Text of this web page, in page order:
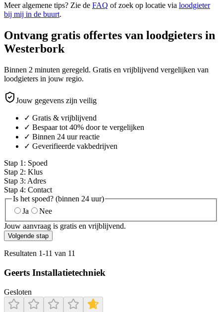
Meer algemene tips? Zie de FAQ of zoek op locatie via loodgieter
bij mij in de buurt.
Ontvang gratis offertes van loodgieters in
Westerbork
Binnen 2 minuten geregeld. Gratis en vrijblijvend vergelijken van
loodgieters in jouw regio.
Jouw gegevens zijn veilig
✓ Gratis & vrijblijvend
✓ Bespaar tot 40% door te vergelijken
✓ Binnen 24 uur reactie
✓ Geverifieerde vakbedrijven
Stap 1 : Spoed
Stap 2: Klus
Stap 3: Adres
Stap 4: Contact
Is het spoed? (binnen 24 uur)
Ja
Nee
Jouw aanvraag is gratis en vrijblijvend.
Volgende stap
Resultaten 1-11 van 11
Geerts Installatietechniek
Gesloten